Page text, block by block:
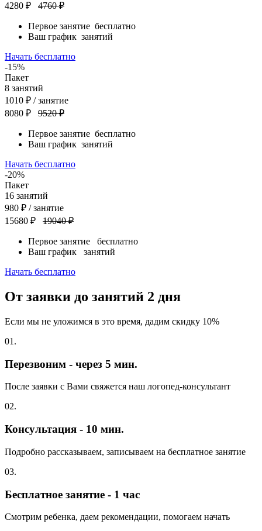
4280 ₽
4760 ₽
Первое занятие бесплатно
Ваш график занятий
Начать бесплатно
-15%
Пакет
8 занятий
1010 ₽ / занятие
8080 ₽
9520 ₽
Первое занятие бесплатно
Ваш график занятий
Начать бесплатно
-20%
Пакет
16 занятий
980 ₽ / занятие
15680 ₽
19040 ₽
Первое занятие бесплатно
Ваш график занятий
Начать бесплатно
От заявки до занятий 2 дня
Если мы не уложимся в это время, дадим скидку 10%
01.
Перезвоним - через 5 мин.
После заявки с Вами свяжется наш логопед-консультант
02.
Консультация - 10 мин.
Подробно рассказываем, записываем на бесплатное занятие
03.
Бесплатное занятие - 1 час
Смотрим ребенка, даем рекомендации, помогаем начать